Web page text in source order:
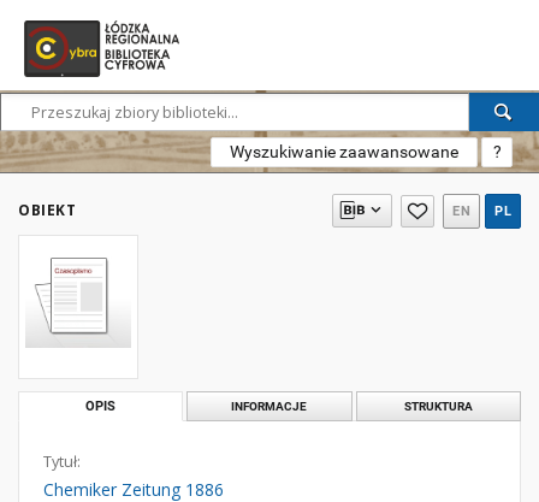
Wyszukiwanie zaawansowane ?
OBIEKT EN PL
OPIS INFORMACJE STRUKTURA
Tytuł:
Chemiker Zeitung 1886